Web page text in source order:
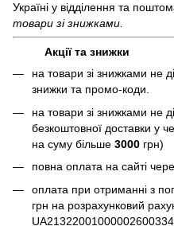
Україні у відділення та
товари зі знижками.
Акції та знижки
на товари зі знижками не
знижки та промо-коди.
на товари зі знижками не
безкоштовної доставки у
на суму більше 3000 грн)
повна оплата на сайті
оплата при отриманні з
грн на розрахунковий